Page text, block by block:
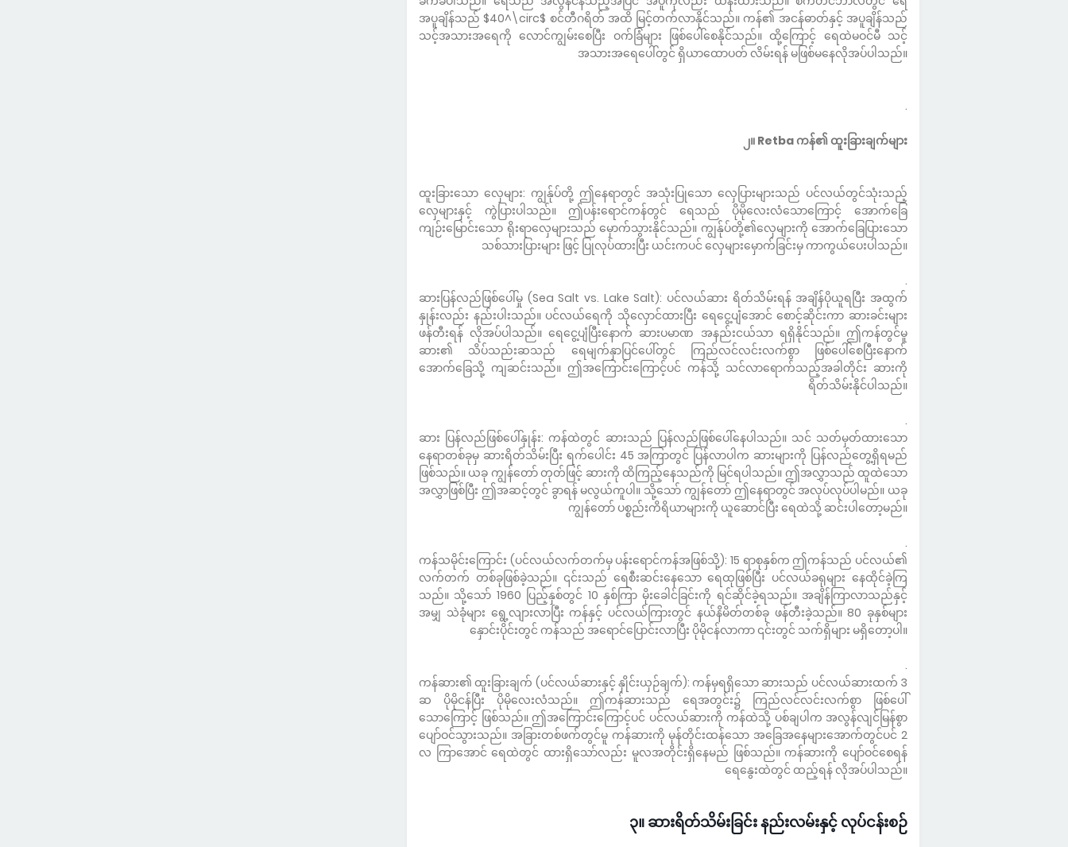
အပူချိန်သည် $40^\circ$ စင်တီဂရိတ် အထိ မြင့်တက်လာနိုင်သည်။ ကန်၏ အငန်ဓာတ်နှင့် အပူချိန်သည်
သင့်အသားအရေကို လောင်ကျွမ်းစေပြီး ဝက်ခြံများ ဖြစ်ပေါ်စေနိုင်သည်။ ထို့ကြောင့် ရေထဲမဝင်မီ သင့်
အသားအရေပေါ်တွင် ရှိယာထောပတ် လိမ်းရန် မဖြစ်မနေလိုအပ်ပါသည်။
.
၂။ Retba ကန်၏ ထူးခြားချက်များ
ထူးခြားသော လှေများ: ကျွန်ုပ်တို့ ဤနေရာတွင် အသုံးပြုသော လှေပြားများသည် ပင်လယ်တွင်သုံးသည့်
လှေများနှင့် ကွဲပြားပါသည်။ ဤပန်းရောင်ကန်တွင် ရေသည် ပိုမိုလေးလံသောကြောင့် အောက်ခြေ
ကျဉ်းမြောင်းသော ရိုးရာလှေများသည် မှောက်သွားနိုင်သည်။ ကျွန်ုပ်တို့၏လှေများကို အောက်ခြေပြားသော
သစ်သားပြားများ ဖြင့် ပြုလုပ်ထားပြီး ယင်းကပင် လှေများမှောက်ခြင်းမှ ကာကွယ်ပေးပါသည်။
.
ဆားပြန်လည်ဖြစ်ပေါ်မှု (Sea Salt vs. Lake Salt): ပင်လယ်ဆား ရိတ်သိမ်းရန် အချိန်ပိုယူရပြီး အထွက်
နှုန်းလည်း နည်းပါးသည်။ ပင်လယ်ရေကို သိုလှောင်ထားပြီး ရေငွေ့ပျံအောင် စောင့်ဆိုင်းကာ ဆားခင်းများ
ဖန်တီးရန် လိုအပ်ပါသည်။ ရေငွေ့ပျံပြီးနောက် ဆားပမာဏ အနည်းငယ်သာ ရရှိနိုင်သည်။ ဤကန်တွင်မူ
ဆား၏ သိပ်သည်းဆသည် ရေမျက်နှာပြင်ပေါ်တွင် ကြည်လင်လင်းလက်စွာ ဖြစ်ပေါ်စေပြီးနောက်
အောက်ခြေသို့ ကျဆင်းသည်။ ဤအကြောင်းကြောင့်ပင် ကန်သို့ သင်လာရောက်သည့်အခါတိုင်း ဆားကို
ရိတ်သိမ်းနိုင်ပါသည်။
.
ဆား ပြန်လည်ဖြစ်ပေါ်နှုန်း: ကန်ထဲတွင် ဆားသည် ပြန်လည်ဖြစ်ပေါ်နေပါသည်။ သင် သတ်မှတ်ထားသော
နေရာတစ်ခုမှ ဆားရိတ်သိမ်းပြီး ရက်ပေါင်း 45 အကြာတွင် ပြန်လာပါက ဆားများကို ပြန်လည်တွေ့ရှိရမည်
ဖြစ်သည်။ ယခု ကျွန်တော် တုတ်ဖြင့် ဆားကို ထိကြည့်နေသည်ကို မြင်ရပါသည်။ ဤအလွှာသည် ထူထဲသော
အလွှာဖြစ်ပြီး ဤအဆင့်တွင် ခွာရန် မလွယ်ကူပါ။ သို့သော် ကျွန်တော် ဤနေရာတွင် အလုပ်လုပ်ပါမည်။ ယခု
ကျွန်တော် ပစ္စည်းကိရိယာများကို ယူဆောင်ပြီး ရေထဲသို့ ဆင်းပါတော့မည်။
.
ကန်သမိုင်းကြောင်း (ပင်လယ်လက်တက်မှ ပန်းရောင်ကန်အဖြစ်သို့): 15 ရာစုနှစ်က ဤကန်သည် ပင်လယ်၏
လက်တက် တစ်ခုဖြစ်ခဲ့သည်။ ၎င်းသည် ရေစီးဆင်းနေသော ရေထုဖြစ်ပြီး ပင်လယ်ခရုများ နေထိုင်ခဲ့ကြ
သည်။ သို့သော် 1960 ပြည့်နှစ်တွင် 10 နှစ်ကြာ မိုးခေါင်ခြင်းကို ရင်ဆိုင်ခဲ့ရသည်။ အချိန်ကြာလာသည်နှင့်
အမျှ သဲခုံများ ရွေ့လျားလာပြီး ကန်နှင့် ပင်လယ်ကြားတွင် နယ်နိမိတ်တစ်ခု ဖန်တီးခဲ့သည်။ 80 ခုနှစ်များ
နှောင်းပိုင်းတွင် ကန်သည် အရောင်ပြောင်းလာပြီး ပိုမိုငန်လာကာ ၎င်းတွင် သက်ရှိများ မရှိတော့ပါ။
.
ကန်ဆား၏ ထူးခြားချက် (ပင်လယ်ဆားနှင့် နှိုင်းယှဉ်ချက်): ကန်မှရရှိသော ဆားသည် ပင်လယ်ဆားထက် 3
ဆ ပိုမိုငန်ပြီး ပိုမိုလေးလံသည်။ ဤကန်ဆားသည် ရေအတွင်း၌ ကြည်လင်လင်းလက်စွာ ဖြစ်ပေါ်
သောကြောင့် ဖြစ်သည်။ ဤအကြောင်းကြောင့်ပင် ပင်လယ်ဆားကို ကန်ထဲသို့ ပစ်ချပါက အလွန်လျင်မြန်စွာ
ပျော်ဝင်သွားသည်။ အခြားတစ်ဖက်တွင်မူ ကန်ဆားကို မုန်တိုင်းထန်သော အခြေအနေများအောက်တွင်ပင် 2
လ ကြာအောင် ရေထဲတွင် ထားရှိသော်လည်း မူလအတိုင်းရှိနေမည် ဖြစ်သည်။ ကန်ဆားကို ပျော်ဝင်စေရန်
ရေနွေးထဲတွင် ထည့်ရန် လိုအပ်ပါသည်။
၃။ ဆားရိတ်သိမ်းခြင်း နည်းလမ်းနှင့် လုပ်ငန်းစဉ်